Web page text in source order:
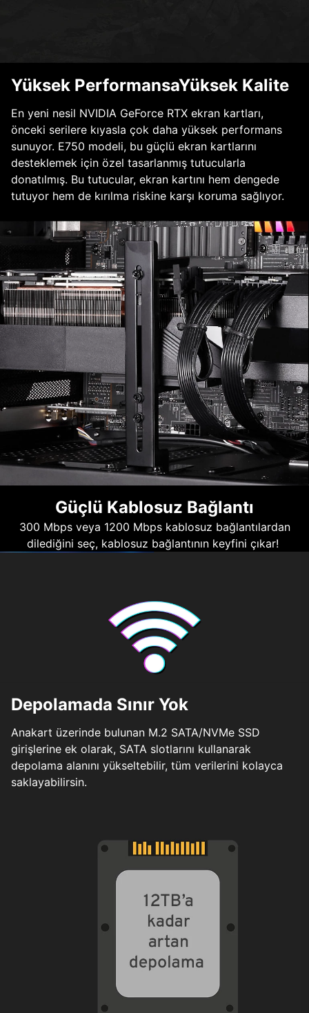
Yüksek PerformansaYüksek Kalite
En yeni nesil NVIDIA GeForce RTX ekran kartları,
önceki serilere kıyasla çok daha yüksek performans
sunuyor. E750 modeli, bu güçlü ekran kartlarını
desteklemek için özel tasarlanmış tutucularla
donatılmış. Bu tutucular, ekran kartını hem dengede
tutuyor hem de kırılma riskine karşı koruma sağlıyor.
Güçlü Kablosuz Bağlantı
300 Mbps veya 1200 Mbps kablosuz bağlantılardan
dilediğini seç, kablosuz bağlantının keyfini çıkar!
Depolamada Sınır Yok
Anakart üzerinde bulunan M.2 SATA/NVMe SSD
girişlerine ek olarak, SATA slotlarını kullanarak
depolama alanını yükseltebilir, tüm verilerini kolayca
saklayabilirsin.